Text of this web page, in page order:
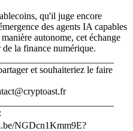
qu'il juge encore
des agents IA capables
autonome, cet échange
la finance numérique.
et souhaiteriez le faire
NGDcn1Kmm9E?